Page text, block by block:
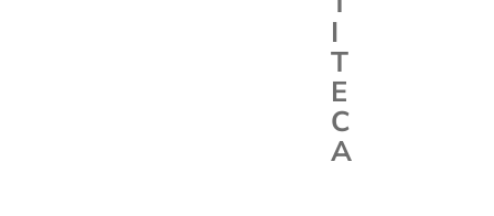
I
T
E
C
A